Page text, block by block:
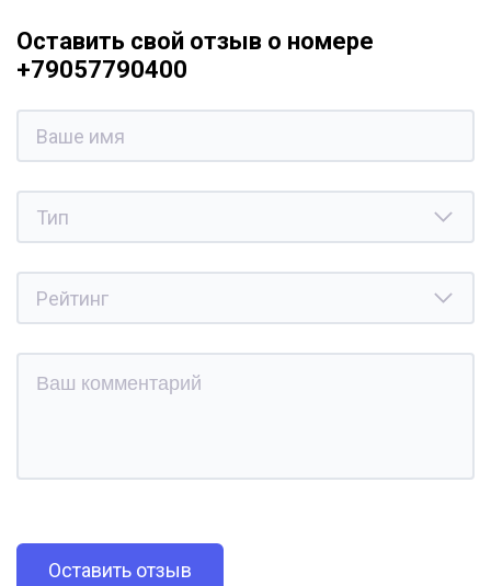
Оставить свой отзыв о номере
+79057790400
Оставить отзыв